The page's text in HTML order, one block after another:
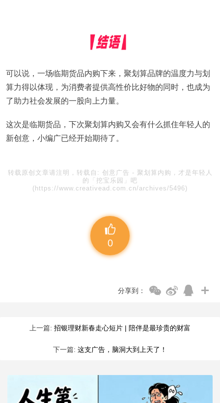
可以说，一场临期货品内购下来，聚划算品牌的温度力与划
算力得以体现，为消费者提供高性价比好物的同时，也成为
了助力社会发展的一股向上力量。
这次是临期货品，下次聚划算内购又会有什么抓住年轻人的
新创意，小编广已经开始期待了。
转载原创文章请注明，转载自: 创意广告 - 聚划算内购，才是年轻人
的「挖宝乐园」吧
(https://www.creativead.com.cn/archives/5496)
0
分享到：
上一篇: 招银理财新春走心短片 | 陪伴是最珍贵的财富
下一篇: 这支广告，脑洞大到上天了！